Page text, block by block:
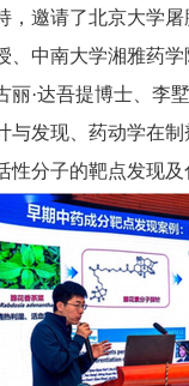
，邀请了北京大学
、中南大学湘雅药
丽·达吾提博士、李
与发现、药动学在
性分子的靶点发现